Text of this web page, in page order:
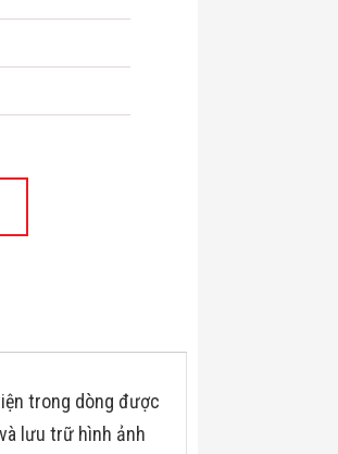
trong dòng được
lưu trữ hình ảnh